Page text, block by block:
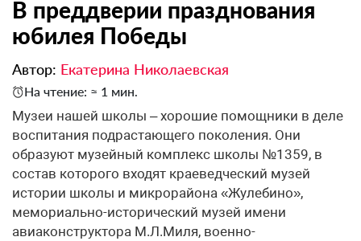
В преддверии празднования
юбилея Победы
Автор: Екатерина Николаевская
На чтение: ≈ 1 мин.
Музеи нашей школы – хорошие помощники в деле
воспитания подрастающего поколения. Они
образуют музейный комплекс школы №1359, в
состав которого входят краеведческий музей
истории школы и микрорайона «Жулебино»,
мемориально-исторический музей имени
авиаконструктора М.Л.Миля, военно-